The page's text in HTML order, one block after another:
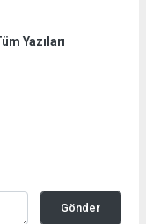
Yazıları
Gönder